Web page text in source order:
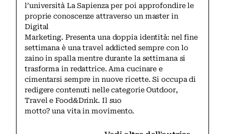
l’università La Sapienza per poi approfondire le
proprie conoscenze attraverso un master in
Digital
Marketing. Presenta una doppia identità: nel fine
settimana è una travel addicted sempre con lo
zaino in spalla mentre durante la settimana si
trasforma in redattrice. Ama cucinare e
cimentarsi sempre in nuove ricette. Si occupa di
redigere contenuti nelle categorie Outdoor,
Travel e Food&Drink. Il suo
motto? una vita in movimento.